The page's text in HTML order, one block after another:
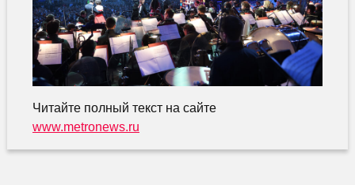
Читайте полный текст на сайте
www.metronews.ru